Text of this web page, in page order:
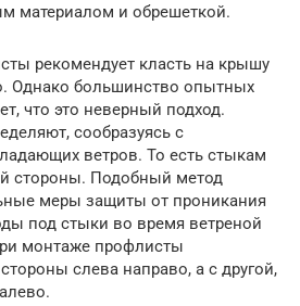
материалом и обрешеткой.
рекомендует класть на крышу
Однако большинство опытных
что это неверный подход.
сообразуясь с
ветров. То есть стыкам
стороны. Подобный метод
меры защиты от проникания
под стыки во время ветреной
монтаже профлисты
слева направо, а с другой,